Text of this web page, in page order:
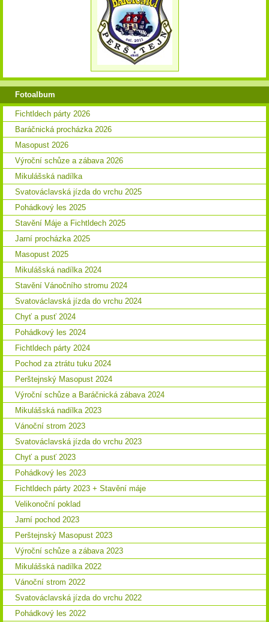
Fotoalbum
Fichtldech párty 2026
Baráčnická procházka 2026
Masopust 2026
Výroční schůze a zábava 2026
Mikulášská nadílka
Svatováclavská jízda do vrchu 2025
Pohádkový les 2025
Stavění Máje a Fichtldech 2025
Jarní procházka 2025
Masopust 2025
Mikulášská nadílka 2024
Stavění Vánočního stromu 2024
Svatováclavská jízda do vrchu 2024
Chyť a pusť 2024
Pohádkový les 2024
Fichtldech párty 2024
Pochod za ztrátu tuku 2024
Perštejnský Masopust 2024
Výroční schůze a Baráčnická zábava 2024
Mikulášská nadílka 2023
Vánoční strom 2023
Svatováclavská jízda do vrchu 2023
Chyť a pusť 2023
Pohádkový les 2023
Fichtldech párty 2023 + Stavění máje
Velikonoční poklad
Jarní pochod 2023
Perštejnský Masopust 2023
Výroční schůze a zábava 2023
Mikulášská nadílka 2022
Vánoční strom 2022
Svatováclavská jízda do vrchu 2022
Pohádkový les 2022